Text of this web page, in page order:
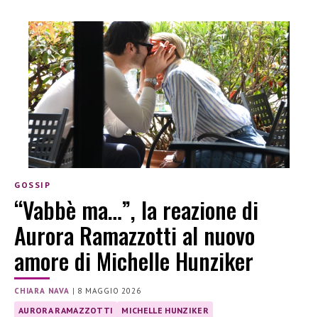
GOSSIP
“Vabbè ma…”, la reazione di
Aurora Ramazzotti al nuovo
amore di Michelle Hunziker
CHIARA NAVA | 8 MAGGIO 2026
AURORA RAMAZZOTTI MICHELLE HUNZIKER